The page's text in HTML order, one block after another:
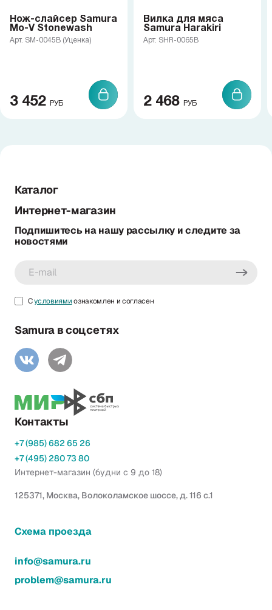
Нож-слайсер Samura
Mo-V Stonewash
Арт. SM-0045B (Уценка)
3 452 РУБ
Вилка для мяса
Samura Harakiri
Арт. SHR-0065B
2 468 РУБ
Каталог
Интернет-магазин
Подпишитесь на нашу рассылку и следите за
новостями
Сусловиямиознакомлен и согласен
Samura в соцсетях
Контакты
+7 (985) 682 65 26
+7 (495) 280 73 80
Интернет-магазин (будни с 9 до 18)
125371, Москва, Волоколамское шоссе, д. 116 с.1
Схема проезда
info@samura.ru
problem@samura.ru